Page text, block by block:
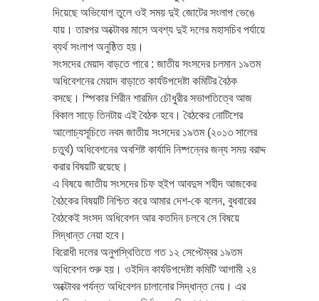
দিয়েছে অভিযোগ তুলে ওই সময় দুই জোটের সংলাপ ভেঙে
যায়। তারপর অক্টোবর মাসে অবশ্য দুই দলের মহাসচিব পর্যায়ে
ব্যর্থ সংলাপ অনুষ্ঠিত হয়।
সংসদের মেয়াদ বাড়তে পারে : জাতীয় সংসদের চলমান ১৯তম
অধিবেশনের মেয়াদ বাড়াতে কার্যউপদেষ্টা কমিটির বৈঠক
বসছে। স্পিকার শিরীন শারমিন চৌধুরীর সভাপতিত্বে আজ
বিকাল সাড়ে তিনটায় এই বৈঠক হবে। বৈঠকের নোটিশের
আলোচ্যসূচিতে নবম জাতীয় সংসদের ১৯তম (২০১৩ সালের
চতুর্থ) অধিবেশনের অবশিষ্ট কার্যাদি নিষ্পন্নের জন্য সময় বরাদ্দ
করার বিষয়টি রয়েছে।
এ বিষয়ে জাতীয় সংসদের চিফ হুইপ আবদুস শহীদ আজকের
বৈঠকের বিষয়টি নিশ্চিত করে আমার দেশ-কে বলেন, বুধবারের
বৈঠকেই সংসদ অধিবেশন আর কতদিন চলবে সে বিষয়ে
সিদ্ধান্ত নেয়া হবে।
বিরোধী দলের অনুপস্থিতিতে গত ১২ সেপ্টেম্বর ১৯তম
অধিবেশন শুরু হয়। ওইদিন কার্যউপদেষ্টা কমিটি আগামী ২৪
অক্টোবর পর্যন্ত অধিবেশন চালানোর সিদ্ধান্ত নেয়। এর